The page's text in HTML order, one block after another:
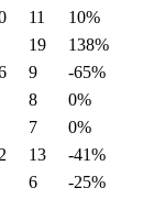
11
10%
19
138%
9
-65%
8
0%
7
0%
13
-41%
6 -25%